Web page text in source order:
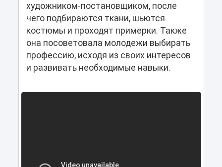
художником-постановщиком, после
чего подбираются ткани, шьются
костюмы и проходят примерки. Также
она посоветовала молодежи выбирать
профессию, исходя из своих интересов
и развивать необходимые навыки.